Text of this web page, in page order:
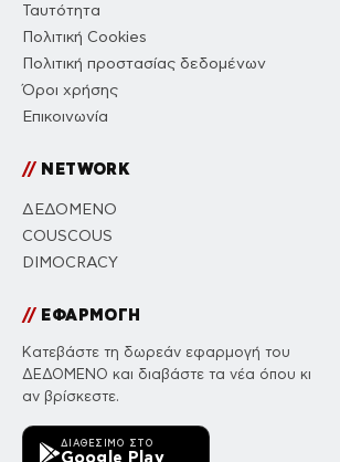
Ταυτότητα
Πολιτική Cookies
Πολιτική προστασίας δεδομένων
Όροι χρήσης
Επικοινωνία
//NETWORK
ΔΕΔΟΜΕΝΟ
COUSCOUS
DIMOCRACY
//ΕΦΑΡΜΟΓΗ
Κατεβάστε τη δωρεάν εφαρμογή του
ΔΕΔΟΜΕΝΟ και διαβάστε τα νέα όπου κι
αν βρίσκεστε.
ΔΙΑΘΈΣΙΜΟ ΣΤΟ
Google Play